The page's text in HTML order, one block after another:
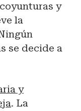
y
la
se decide a
y
. La